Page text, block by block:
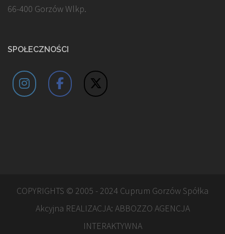
66-400 Gorzów Wlkp.
SPOŁECZNOŚCI
COPYRIGHTS © 2005 - 2024 Cuprum Gorzów Spółka
Akcyjna REALIZACJA: ABBOZZO AGENCJA
INTERAKTYWNA